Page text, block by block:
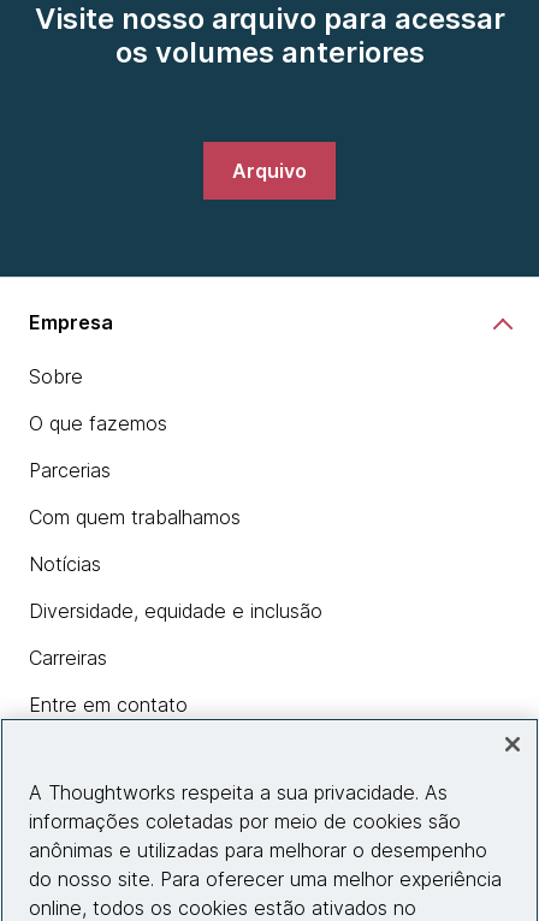
Visite nosso arquivo para acessar
os volumes anteriores
Arquivo
Empresa
Sobre
O que fazemos
Parcerias
Com quem trabalhamos
Notícias
Diversidade, equidade e inclusão
Carreiras
Entre em contato
Insights
Informações do site
A Thoughtworks respeita a sua privacidade. As
informações coletadas por meio de cookies são
anônimas e utilizadas para melhorar o desempenho
do nosso site. Para oferecer uma melhor experiência
online, todos os cookies estão ativados no